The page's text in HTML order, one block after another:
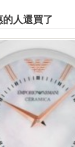
人還買了